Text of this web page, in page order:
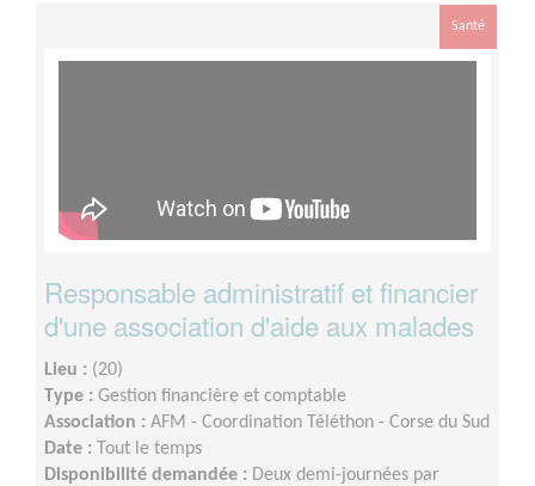
Santé
Responsable administratif et financier
d'une association d'aide aux malades
Lieu : (20)
Type : Gestion financière et comptable
Association : AFM - Coordination Téléthon - Corse du Sud
Date :
Tout le temps
Disponibilité demandée : Deux demi-journées par